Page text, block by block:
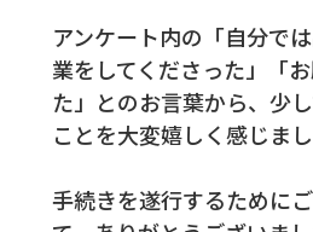
アンケート内の「自分で
業をしてくださった」「
た」とのお言葉から、少
ことを大変嬉しく感じまし
手続きを遂行するために